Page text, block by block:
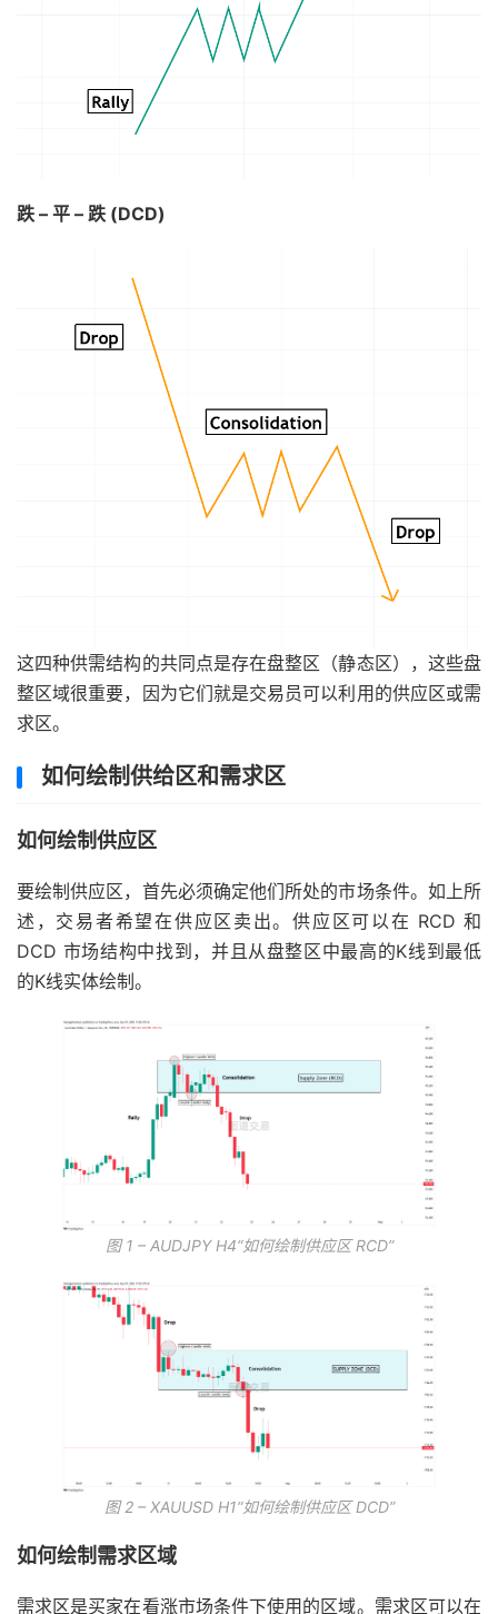
跌 – 平 – 跌 (DCD)
这四种供需结构的共同点是存在盘整区（静态区），这些盘
整区域很重要，因为它们就是交易员可以利用的供应区或需
求区。
如何绘制供给区和需求区
如何绘制供应区
要绘制供应区，首先必须确定他们所处的市场条件。如上所
述，交易者希望在供应区卖出。供应区可以在 RCD 和
DCD 市场结构中找到，并且从盘整区中最高的K线到最低
的K线实体绘制。
图 1 – AUDJPY H4“如何绘制供应区 RCD”
图 2 – XAUUSD H1“如何绘制供应区 DCD”
如何绘制需求区域
需求区是买家在看涨市场条件下使用的区域。需求区可以在